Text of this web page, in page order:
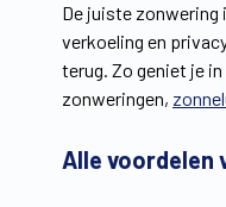
De juiste zonwering
verkoeling en
terug. Zo geniet je
zonweringen,
Alle voordelen